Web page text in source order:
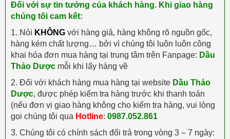
Đối với sự tin tưởng của khách hàng. Khi giao hàng
chúng tôi cam kết:
1. Nói KHÔNG với hàng giả, hàng không rõ nguồn gốc,
hàng kém chất lượng… bởi vì chúng tôi luôn luôn công
khai hóa đơn mua hàng tại trung tâm trên Fanpage: Dầu
Thảo Dược mỗi khi lấy hàng về
2. Đối với khách hàng mua hàng tại website Dầu Thảo
Dược, được phép kiểm tra hàng trước khi thanh toán
(nếu đơn vị giao hàng không cho kiểm tra hàng, vui lòng
gọi chúng tôi qua Hotline: 0987.052.861
3. Chúng tôi có chính sách đổi trả trong vòng 3 – 7 ngày: